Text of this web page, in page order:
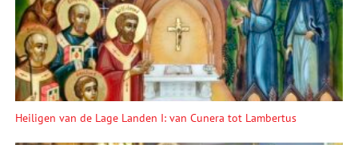
Heiligen van de Lage Landen I: van Cunera tot Lambertus